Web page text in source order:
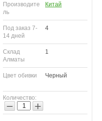
Производите
ль
Китай
Под заказ 7-
14 дней
4
Склад
Алматы
1
Цвет обивки Черный
Количество:
− +